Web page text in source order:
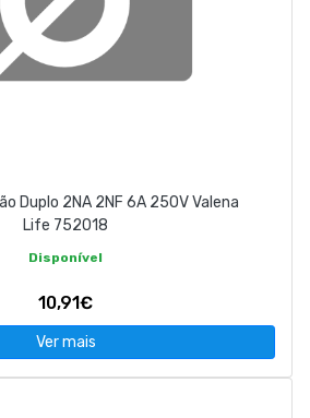
Duplo 2NA 2NF 6A 250V Valena
Life 752018
Disponível
10,91€
Ver mais